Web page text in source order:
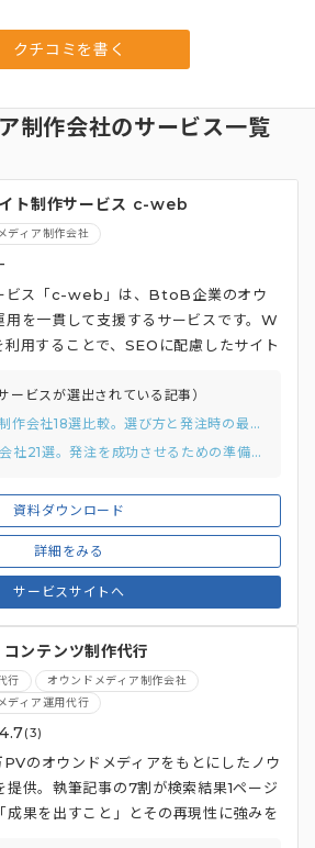
クチコミを書く
制作会社のサービス一覧
ト制作サービス c-web
ディア制作会社
-
資料ダウンロード
詳細をみる
サービスサイトへ
ビス「c-web」は、BtoB企業のオウ
用を一貫して支援するサービスです。W
用することで、SEOに配慮したサイト
ビスが選出されている記事）
・オウンドメディア制作会社18選比較。選び方と発注時の最重要事項も解説
・ホームぺージ制作会社21選。発注を成功させるための準備と進め方まで解説
ンテンツ制作代行
行
オウンドメディア制作会社
ディア運用代行
4.7(3)
のオウンドメディアをもとにしたノウ
提供。執筆記事の7割が検索結果1ページ
成果を出すこと」とその再現性に強みを